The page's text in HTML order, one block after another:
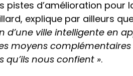
d’amélioration pour
explique par ailleurs
ville intelligente en
moyens
qu’ils nous confient ».